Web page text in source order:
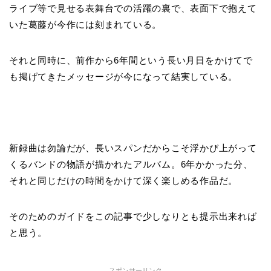
ライブ等で見せる表舞台での活躍の裏で、表面下で抱えて
いた葛藤が今作には刻まれている。
それと同時に、前作から6年間という長い月日をかけてで
も掲げてきたメッセージが今になって結実している。
新録曲は勿論だが、長いスパンだからこそ浮かび上がって
くるバンドの物語が描かれたアルバム。6年かかった分、
それと同じだけの時間をかけて深く楽しめる作品だ。
そのためのガイドをこの記事で少しなりとも提示出来れば
と思う。